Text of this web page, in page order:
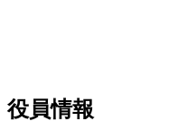
役員情報